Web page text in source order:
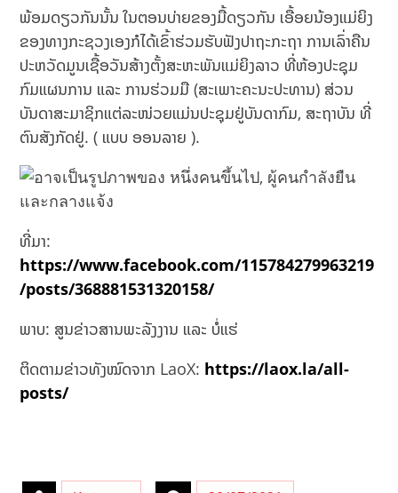
ພ້ອມດຽວກັນນັ້ນ ໃນຕອນບ່າຍຂອງມື້ດຽວກັນ ເອື້ອຍນ້ອງແມ່ຍິງ
ຂອງທາງກະຊວງເອງກໍໄດ້ເຂົ້າຮ່ວມຮັບຟັງປາຖະກະຖາ ການເລົ່າຄືນ
ປະຫວັດມູນເຊື້ອວັນສ້າງຕັ້ງສະຫະພັນແມ່ຍິງລາວ ທີ່ຫ້ອງປະຊຸມ
ກົມແຜນການ ແລະ ການຮ່ວມມື (ສະເພາະຄະນະປະທານ) ສ່ວນ
ບັນດາສະມາຊິກແຕ່ລະໜ່ວຍແມ່ນປະຊຸມຢູ່ບັນດາກົມ, ສະຖາບັນ ທີ່
ຕົນສັງກັດຢູ່. ( ແບບ ອອນລາຍ ).
ທີ່ມາ:
https://www.facebook.com/115784279963219
/posts/368881531320158/
ພາບ: ສູນຂ່າວສານພະລັງງານ ແລະ ບໍ່ແຮ່
ຕິດຕາມຂ່າວທັງໝົດຈາກ LaoX: https://laox.la/all-
posts/